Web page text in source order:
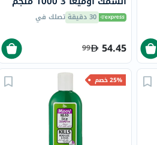
180 EPA / 120 DHA حزمة من
100 30 دقيقة تصلك في
54.45
99
25% خصم